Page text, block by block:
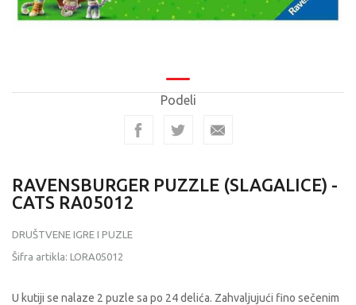
Podeli
RAVENSBURGER PUZZLE (SLAGALICE) -
CATS RA05012
DRUŠTVENE IGRE I PUZLE
Šifra artikla: LORA05012
U kutiji se nalaze 2 puzle sa po 24 delića. Zahvaljujući fino sečenim